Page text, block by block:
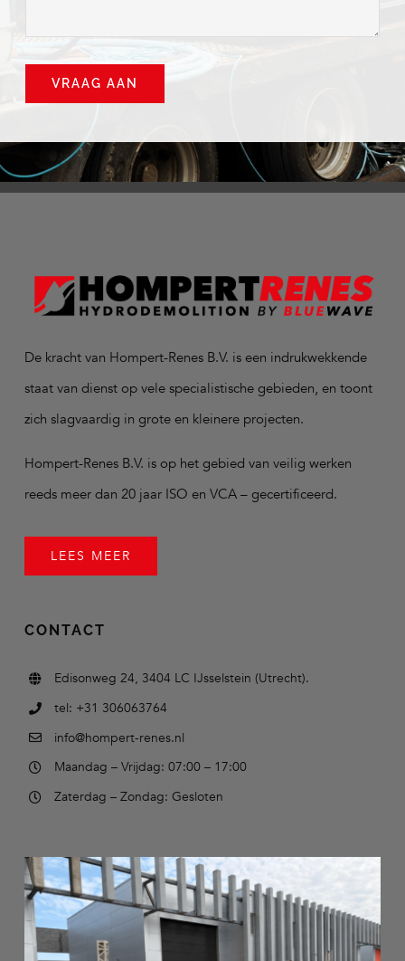
VRAAG AAN
De kracht van Hompert-Renes B.V. is een indrukwekkende
staat van dienst op vele specialistische gebieden, en toont
zich slagvaardig in grote en kleinere projecten.
Hompert-Renes B.V. is op het gebied van veilig werken
reeds meer dan 20 jaar ISO en VCA – gecertificeerd.
LEES MEER
CONTACT
Edisonweg 24, 3404 LC IJsselstein (Utrecht).
tel: +31 306063764
info@hompert-renes.nl
Maandag – Vrijdag: 07:00 – 17:00
Zaterdag – Zondag: Gesloten